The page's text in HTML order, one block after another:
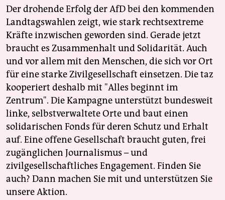
Der drohende Erfolg der AfD bei den kommenden
Landtagswahlen zeigt, wie stark rechtsextreme
Kräfte inzwischen geworden sind. Gerade jetzt
braucht es Zusammenhalt und Solidarität. Auch
und vor allem mit den Menschen, die sich vor Ort
für eine starke Zivilgesellschaft einsetzen. Die taz
kooperiert deshalb mit "Alles beginnt im
Zentrum". Die Kampagne unterstützt bundesweit
linke, selbstverwaltete Orte und baut einen
solidarischen Fonds für deren Schutz und Erhalt
auf. Eine offene Gesellschaft braucht guten, frei
zugänglichen Journalismus – und
zivilgesellschaftliches Engagement. Finden Sie
auch? Dann machen Sie mit und unterstützen Sie
unsere Aktion.